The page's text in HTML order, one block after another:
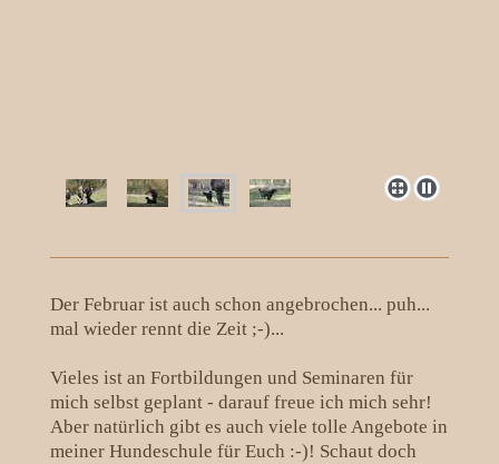
Der Februar ist auch schon angebrochen... puh...
mal wieder rennt die Zeit ;-)...
Vieles ist an Fortbildungen und Seminaren für
mich selbst geplant - darauf freue ich mich sehr!
Aber natürlich gibt es auch viele tolle Angebote in
meiner Hundeschule für Euch :-)! Schaut doch